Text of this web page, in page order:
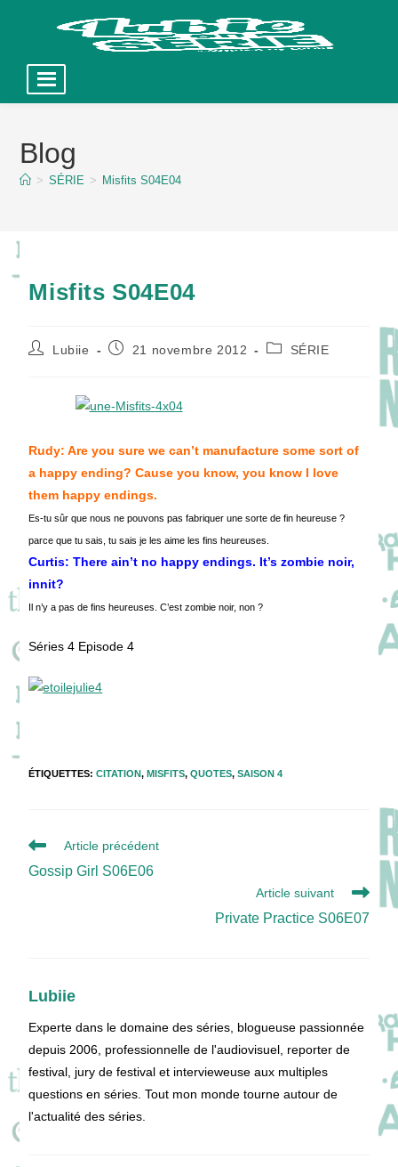
contentBlog
> SÉRIE > Misfits S04E04
Misfits S04E04
Auteur/autrice
publication :
Lubiie
Publication
21 novembre 2012
PostSÉRIE
Rudy: Are you sure we can’t manufacture some sort of
a happy ending? Cause you know, you know I love
them happy endings.
Es-tu sûr que nous ne pouvons pas fabriquer une sorte de fin heureuse ?
parce que tu sais, tu sais je les aime les fins heureuses.
Curtis: There ain’t no happy endings. It’s zombie noir,
innit?
Il n’y a pas de fins heureuses. C’est zombie noir, non ?
Séries 4 Episode 4
ÉTIQUETTES:CITATION, MISFITS, QUOTES, SAISON 4
Read
articles
Article précédent
Gossip Girl S06E06
Article suivant
Private Practice S06E07
Lubiie
Experte dans le domaine des séries, blogueuse passionnée
depuis 2006, professionnelle de l'audiovisuel, reporter de
festival, jury de festival et intervieweuse aux multiples
questions en séries. Tout mon monde tourne autour de
l'actualité des séries.